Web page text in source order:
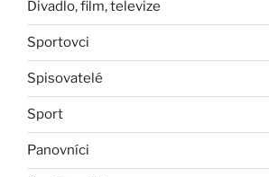
Divadlo, film, televize
Sportovci
Spisovatelé
Sport
Panovníci